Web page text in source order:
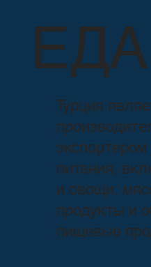
ЕДА
Турция
питания,
и овощи,
продукты и
пищевые